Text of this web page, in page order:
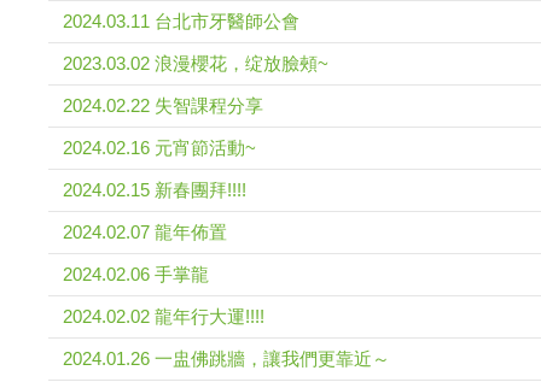
2024.03.11 台北市牙醫師公會
2023.03.02 浪漫櫻花，绽放臉頰~
2024.02.22 失智課程分享
2024.02.16 元宵節活動~
2024.02.15 新春團拜!!!!
2024.02.07 龍年佈置
2024.02.06 手掌龍
2024.02.02 龍年行大運!!!!
2024.01.26 一盅佛跳牆，讓我們更靠近～